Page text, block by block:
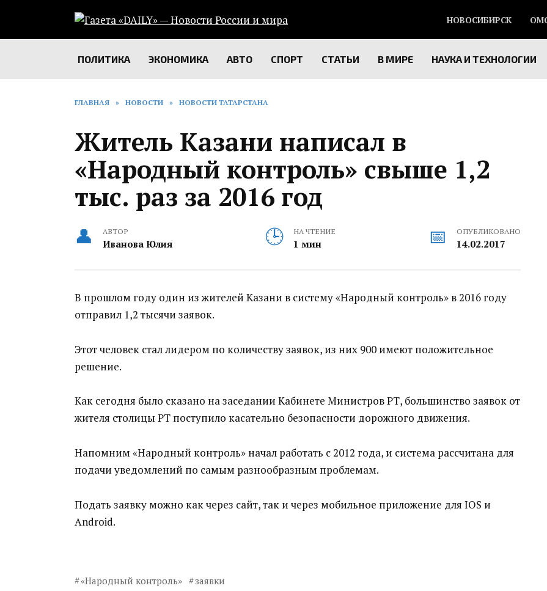
содержанию
НОВОСИБИРСК
ПОЛИТИКА ЭКОНОМИКА АВТО СПОРТ СТАТЬИ В МИРЕ НАУКА И ТЕХНОЛОГИИ
ГЛАВНАЯ » НОВОСТИ » НОВОСТИ ТАТАРСТАНА
Житель Казани написал в
«Народный контроль» свыше 1,2
тыс. раз за 2016 год
АВТОР
Иванова Юлия
НА ЧТЕНИЕ
1 мин
ОПУБЛИКОВАНО
14.02.2017
В прошлом году один из жителей Казани в систему «Народный контроль» в 2016 году
отправил 1,2 тысячи заявок.
Этот человек стал лидером по количеству заявок, из них 900 имеют положительное
решение.
Как сегодня было сказано на заседании Кабинете Министров РТ, большинство заявок от
жителя столицы РТ поступило касательно безопасности дорожного движения.
Напомним «Народный контроль» начал работать с 2012 года, и система рассчитана для
подачи уведомлений по самым разнообразным проблемам.
Подать заявку можно как через сайт, так и через мобильное приложение для IOS и
Android.
«Народный контроль» заявки